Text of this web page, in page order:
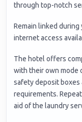
through top-notch
Remain linked
internet access
The hotel offers
with their own mode
safety deposit boxes
requirements.
aid of the laundry